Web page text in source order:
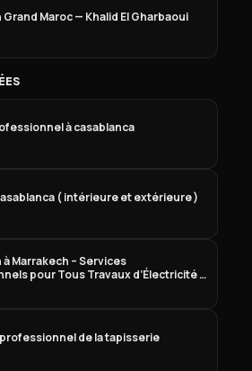
Maroc — Khalid El Gharbaoui
à casablanca
( intérieure et extérieure )
Marrakech – Services
pour Tous Travaux d’Électricité à
de la tapisserie